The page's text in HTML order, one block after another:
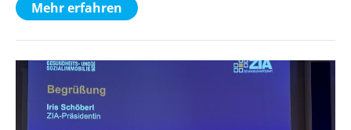
Mehr erfahren